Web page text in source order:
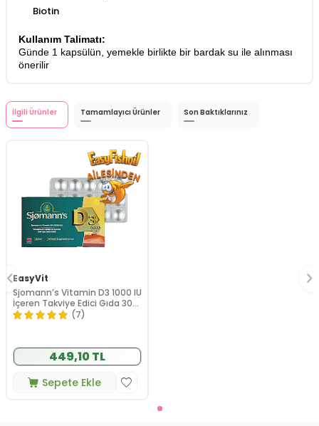
Biotin
Kullanım Talimatı:
Günde 1 kapsülün, yemekle birlikte bir bardak su ile alınması
önerilir
İlgili Ürünler Tamamlayıcı Ürünler Son Baktıklarınız
EasyVit
Sjomann’s Vitamin D3 1000 IU
İçeren Takviye Edici Gıda 30
Adet Çiğnenebilir Jel Form
(7)
449,10 TL
Sepete Ekle